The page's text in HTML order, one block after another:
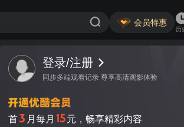
会员特惠
历
登录/注册
同步多端观看记录 尊享高清观影体验
首3 月每月 15元，畅享精彩内容
视频 讨论
玩伴